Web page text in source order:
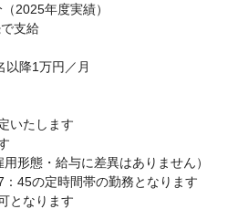
2025年度実績）
支給
以降1万円／月
いたします
形態・給与に差異はありません）
45の定時間帯の勤務となります
となります